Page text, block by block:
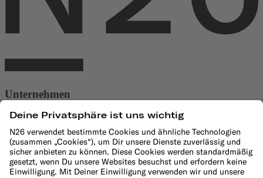
Unternehmen
Über uns
Management und Aufsichtsrat
Jobs